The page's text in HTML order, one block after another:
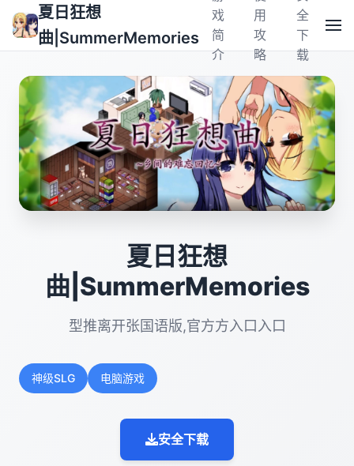
夏日狂想
曲|SummerMemories
戏
简
介
用
攻
略
全
下
载
夏日狂想
曲|SummerMemories
型推离开张国语版,官方方入口入口
神级SLG 电脑游戏
安全下载